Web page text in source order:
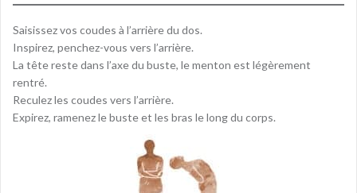
Saisissez vos coudes à l’arrière du dos.
Inspirez, penchez-vous vers l’arrière.
La tête reste dans l’axe du buste, le menton est légèrement
rentré.
Reculez les coudes vers l’arrière.
Expirez, ramenez le buste et les bras le long du corps.